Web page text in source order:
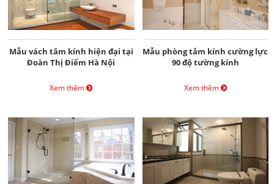
Mẫu vách tắm kính hiện đại tại
Đoàn Thị Điểm Hà Nội
Xem thêm
Mẫu phòng tắm kính cường lực
90 độ tường kính
Xem thêm